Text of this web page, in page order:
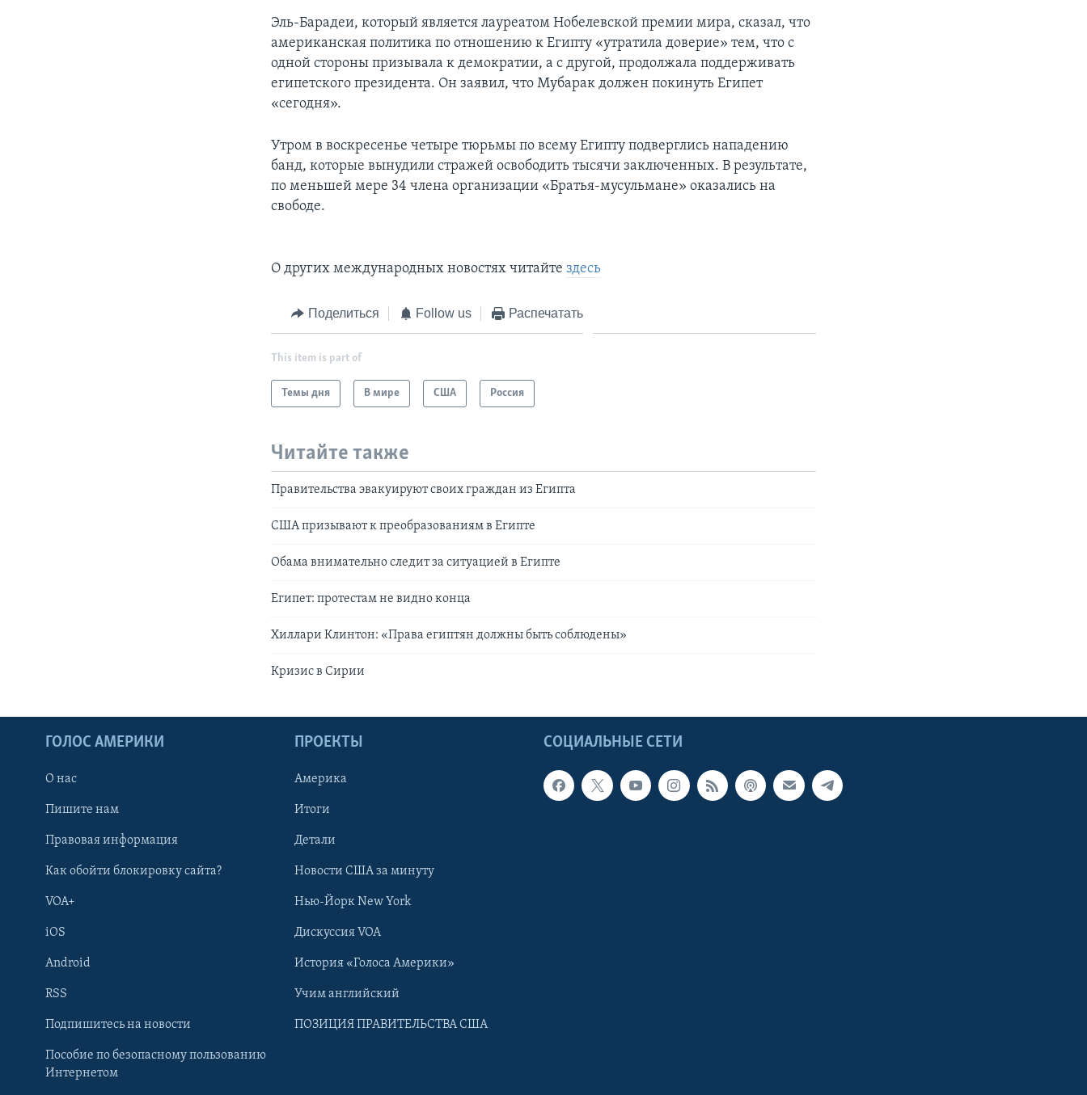
Learning English
Эль-Барадеи, который является лауреатом Нобелевской премии мира, сказал, что
американская политика по отношению к Египту «утратила доверие» тем, что с
одной стороны призывала к демократии, а с другой, продолжала поддерживать
египетского президента. Он заявил, что Мубарак должен покинуть Египет
«сегодня».
Утром в воскресенье четыре тюрьмы по всему Египту подверглись нападению
банд, которые вынудили стражей освободить тысячи заключенных. В результате,
по меньшей мере 34 члена организации «Братья-мусульмане» оказались на
свободе.
О других международных новостях читайтездесь
Поделиться Follow us Распечатать
This item is part of
Темы дня В мире США Россия
Читайте также
Правительства эвакуируют своих граждан из Египта
США призывают к преобразованиям в Египте
Обама внимательно следит за ситуацией в Египте
Египет: протестам не видно конца
Хиллари Клинтон: «Права египтян должны быть соблюдены»
Кризис в Сирии
СОЦИАЛЬНЫЕ СЕТИ
ГОЛОС АМЕРИКИ
О нас
Пишите нам
Правовая информация
Как обойти блокировку сайта?
VOA+
iOS
Android
RSS
Подпишитесь на новости
Пособие по безопасному пользованию
Интернетом
ПРОЕКТЫ
Америка
Итоги
Детали
Новости США за минуту
Нью-Йорк New York
Дискуссия VOA
История «Голоса Америки»
Учим английский
ПОЗИЦИЯ ПРАВИТЕЛЬСТВА США